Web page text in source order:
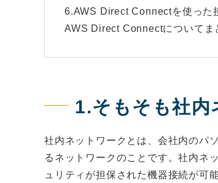
6.AWS Direct Connectを使った
AWS Direct Connectについてま
1.そもそも社内
社内ネットワークとは、会社内のパ
るネットワークのことです。社内ネ
ュリティが担保された機器接続が可能